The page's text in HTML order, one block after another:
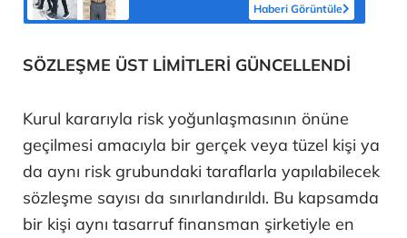
Haberi Görüntüle
SÖZLEŞME ÜST LİMİTLERİ GÜNCELLENDİ
Kurul kararıyla risk yoğunlaşmasının önüne
geçilmesi amacıyla bir gerçek veya tüzel kişi ya
da aynı risk grubundaki taraflarla yapılabilecek
sözleşme sayısı da sınırlandırıldı. Bu kapsamda
bir kişi aynı tasarruf finansman şirketiyle en